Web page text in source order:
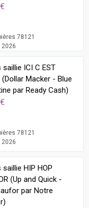
78121
2026
saillie ICI C EST
(Dollar Macker - Blue
par Ready Cash)
78121
2026
saillie HIP HOP
(Up and Quick -
par Notre